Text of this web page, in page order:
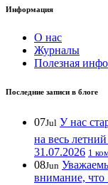
Информация
О нас
Журналы
Полезная
Последние записи в блоге
07Jul У нас
на весь
31.07.2026 1
08Jun
внимание, что